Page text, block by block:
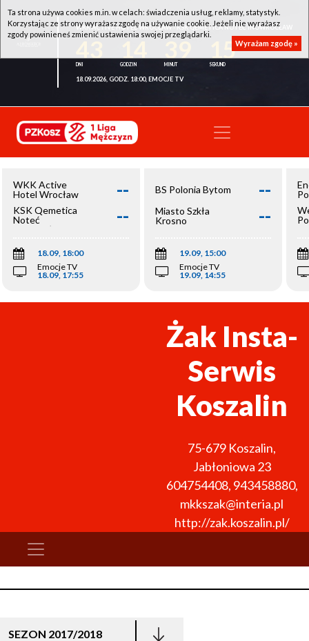
WKK ACTIVE HOTEL WROCŁAW - KSK QEMETICA NOTEĆ INOWROCŁAW
15
18.09.2026, GODZ. 18:00, EMOCJE TV
WKK Active
Hotel Wrocław
--
KSK Qemetica
Noteć
Inowrocław
--
18.09, 18:00
Emocje TV
18.09, 17:55
BS Polonia Bytom --
Miasto Szkła
Krosno
--
19.09, 15:00
Emocje TV
19.09, 14:55
Żak Insta-
Serwis
Koszalin
75-679 Koszalin,
Jabłoniowa 23
604754408, 943458880,
mkkszak@interia.pl
http://zak.koszalin.pl/
SEZON 2017/2018
Ta strona używa cookies m.in. w celach: świadczenia usług, reklamy, statystyk.
Korzystając ze strony wyrażasz zgodę na używanie cookie. Jeżeli nie wyrażasz
zgody powinieneś zmienić ustawienia swojej przeglądarki.
Wyrażam zgodę »